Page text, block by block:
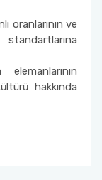
oranlarının ve
standartlarına
hakkında